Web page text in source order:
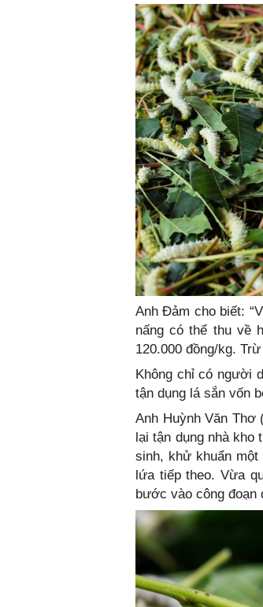
Anh Đảm cho biết:
nấng có thể thu về
120.000 đồng/kg.
Không chỉ có người
tận dụng lá sắn vốn
Anh Huỳnh Văn Thơ
lại tận dụng nhà
sinh, khử khuẩn
lứa tiếp theo. Vừa
bước vào công đoạn